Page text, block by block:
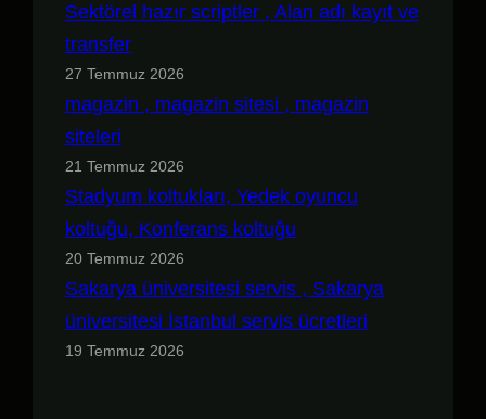
Sektörel hazır scriptler , Alan adı kayıt ve
transfer
27 Temmuz 2026
magazin , magazin sitesi , magazin
siteleri
21 Temmuz 2026
Stadyum koltukları, Yedek oyuncu
koltuğu, Konferans koltuğu
20 Temmuz 2026
Sakarya üniversitesi servis , Sakarya
üniversitesi İstanbul servis ücretleri
19 Temmuz 2026